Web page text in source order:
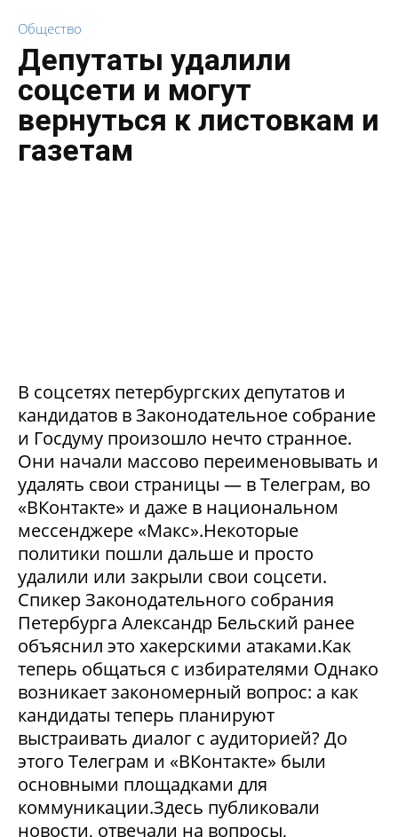
Общество
Депутаты удалили
соцсети и могут
вернуться к листовкам и
газетам
В соцсетях петербургских депутатов и
кандидатов в Законодательное собрание
и Госдуму произошло нечто странное.
Они начали массово переименовывать и
удалять свои страницы — в Телеграм, во
«ВКонтакте» и даже в национальном
мессенджере «Макс».Некоторые
политики пошли дальше и просто
удалили или закрыли свои соцсети.
Спикер Законодательного собрания
Петербурга Александр Бельский ранее
объяснил это хакерскими атаками.Как
теперь общаться с избирателями Однако
возникает закономерный вопрос: а как
кандидаты теперь планируют
выстраивать диалог с аудиторией? До
этого Телеграм и «ВКонтакте» были
основными площадками для
коммуникации.Здесь публиковали
новости, отвечали на вопросы,